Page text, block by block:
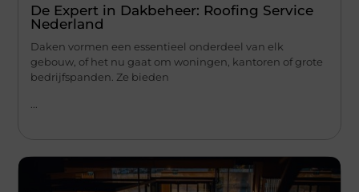
De Expert in Dakbeheer: Roofing Service
Nederland
Daken vormen een essentieel onderdeel van elk
gebouw, of het nu gaat om woningen, kantoren of grote
bedrijfspanden. Ze bieden